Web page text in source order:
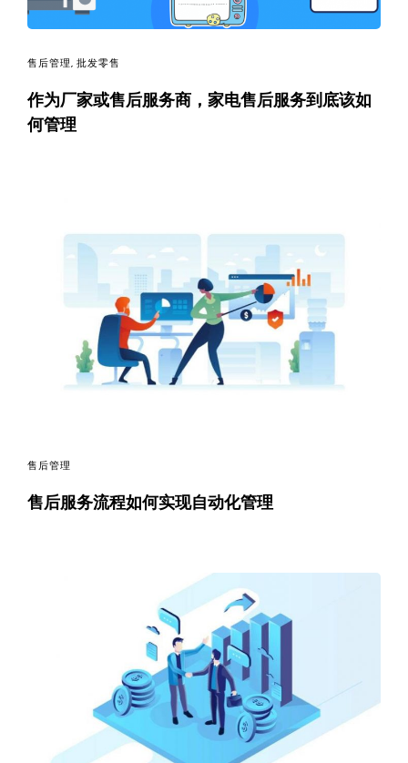
售后管理, 批发零售
作为厂家或售后服务商，家电售后服务到底该如
何管理
售后管理
售后服务流程如何实现自动化管理